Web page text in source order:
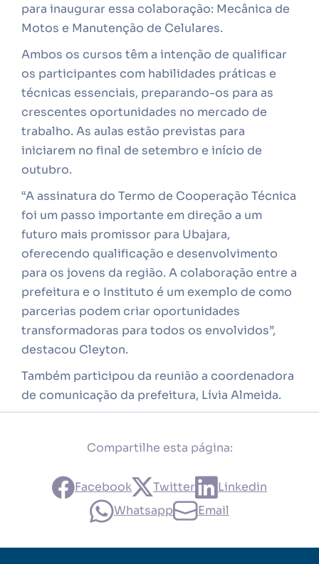
para inaugurar essa colaboração: Mecânica de
Motos e Manutenção de Celulares.
Ambos os cursos têm a intenção de qualificar
os participantes com habilidades práticas e
técnicas essenciais, preparando-os para as
crescentes oportunidades no mercado de
trabalho. As aulas estão previstas para
iniciarem no final de setembro e início de
outubro.
“A assinatura do Termo de Cooperação Técnica
foi um passo importante em direção a um
futuro mais promissor para Ubajara,
oferecendo qualificação e desenvolvimento
para os jovens da região. A colaboração entre a
prefeitura e o Instituto é um exemplo de como
parcerias podem criar oportunidades
transformadoras para todos os envolvidos”,
destacou Cleyton.
Também participou da reunião a coordenadora
de comunicação da prefeitura, Lívia Almeida.
Compartilhe esta página:
Facebook Twitter
Linkedin
Whatsapp
Email